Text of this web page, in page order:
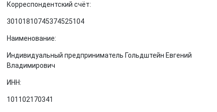
Корреспондентский счёт:
30101810745374525104
Наименование:
Индивидуальный предприниматель Гольдштейн Евгений
Владимирович
ИНН:
101102170341